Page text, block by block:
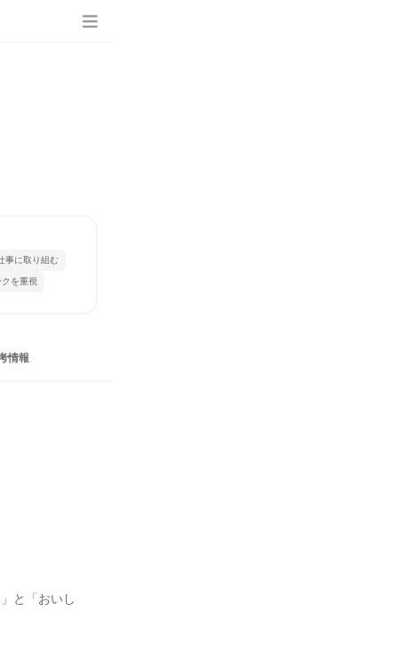
事に取り組む
を重視
情報
と「おいし